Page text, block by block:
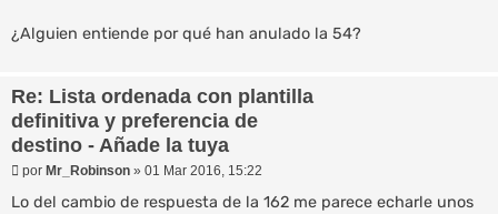
¿Alguien entiende por qué han anulado la 54?
Re: Lista ordenada con plantilla
definitiva y preferencia de
destino - Añade la tuya
M
n
por Mr_Robinson » 01 Mar 2016, 15:22
Lo del cambio de respuesta de la 162 me parece echarle unos